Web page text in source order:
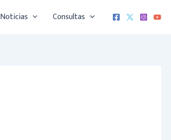
Noticias Consultas